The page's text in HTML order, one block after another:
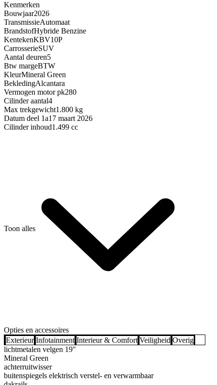
Kenmerken
Bouwjaar2026
TransmissieAutomaat
BrandstofHybride Benzine
KentekenKBV10P
CarrosserieSUV
Aantal deuren5
Btw margeBTW
KleurMineral Green
BekledingAlcantara
Vermogen motor pk280
Cilinder aantal4
Max trekgewicht1.800 kg
Datum deel 1a17 maart 2026
Cilinder inhoud1.499 cc
Toon alles
Opties en accessoires
Exterieur Infotainment Interieur & Comfort Veiligheid Overig
lichtmetalen velgen 19"
Mineral Green
achterruitwisser
buitenspiegels elektrisch verstel- en verwarmbaar